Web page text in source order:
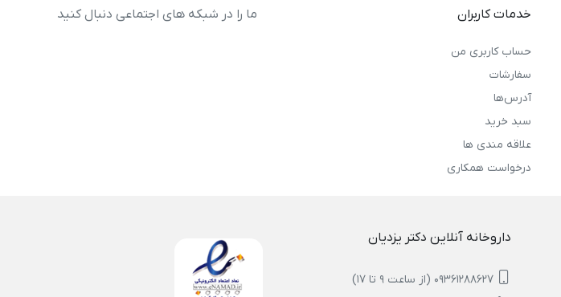
خدمات کاربران
حساب کاربری من
سفارشات
آدرس‌ها
سبد خرید
علاقه مندی ها
درخواست همکاری
ما را در شبکه های اجتماعی دنبال کنید
داروخانه آنلاین دکتر یزدیان
09361288627 (از ساعت 9 تا 17)